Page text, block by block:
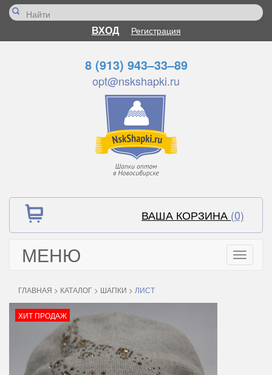
ВХОД Регистрация
8 (913) 943–33–89
opt@nskshapki.ru
ВАША КОРЗИНА (0)
МЕНЮ
Toggle
ГЛАВНАЯ > КАТАЛОГ > ШАПКИ > ЛИСТ
ХИТ ПРОДАЖ